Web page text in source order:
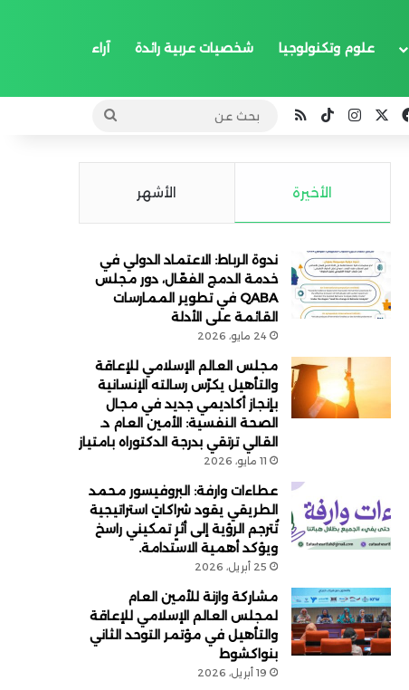
علوم وتكنولوجيا شخصيات عربية رائدة آراء
فيسبوكانستقرام
‫TikTokملخص الموقع RSS
بحث
الأخيرة الأشهر
ندوة الرباط: الاعتماد الدولي في
خدمة الدمج الفعّال، دور مجلس
QABA في تطوير الممارسات
القائمة على الأدلة
24 مايو، 2026
مجلس العالم الإسلامي للإعاقة
والتأهيل يكرّس رسالته الإنسانية
بإنجاز أكاديمي جديد في مجال
الصحة النفسية: الأمين العام د.
القالي ترتقي بدرجة الدكتوراه بامتياز
11 مايو، 2026
عطاءات وارفة: البروفيسور محمد
الطريقي يقود شراكاتٍ استراتيجية
تُترجم الرؤية إلى أثرٍ تمكيني راسخ
ويؤكد أهمية الاستدامة.
25 أبريل، 2026
مشاركة وازنة للأمين العام
لمجلس العالم الإسلامي للإعاقة
والتأهيل في مؤتمر التوحد الثاني
بنواكشوط
19 أبريل، 2026